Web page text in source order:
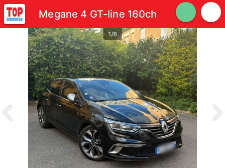
Megane 4 GT-line 160ch
1/6